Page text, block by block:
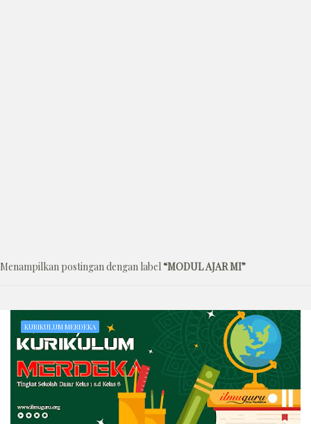
Menampilkan postingan dengan label MODUL AJAR MI
KURIKULUM MERDEKA